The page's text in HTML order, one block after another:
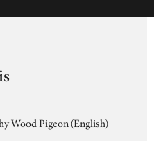
Wood Pigeon (English)